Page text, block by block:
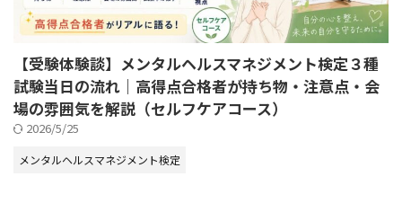
【受験体験談】メンタルヘルスマネジメント検定３種
試験当日の流れ｜高得点合格者が持ち物・注意点・会
場の雰囲気を解説（セルフケアコース）
2026/5/25
メンタルヘルスマネジメント検定